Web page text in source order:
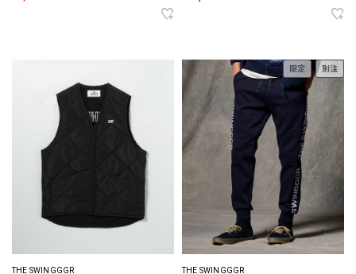
THE SWINGGGR
限定 別注
THE SWINGGGR